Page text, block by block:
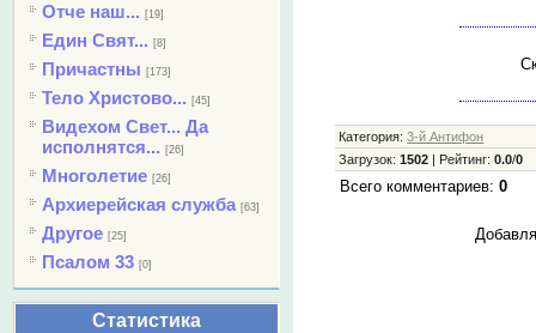
Отче наш... [19]
Един Свят... [8]
Причастны [173]
Тело Христово... [45]
Видехом Свет... Да
исполнятся... [26]
Многолетие [26]
Архиерейская служба [63]
Другое [25]
Псалом 33 [0]
Статистика
Категория:3-й Антифон
Загрузок:1502 Рейтинг:0.0/0
Всего комментариев: 0